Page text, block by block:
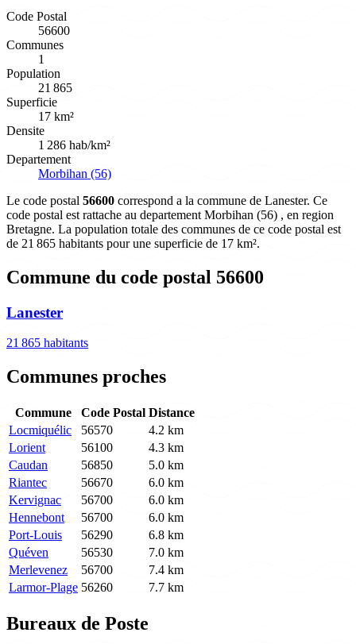
Code Postal
56600
Communes
1
Population
21 865
Superficie
17 km²
Densite
1 286 hab/km²
Departement
Morbihan (56)
Le code postal 56600 correspond a la commune de Lanester. Ce
code postal est rattache au departement Morbihan (56) , en region
Bretagne. La population totale des communes de ce code postal est
de 21 865 habitants pour une superficie de 17 km².
Commune du code postal 56600
Lanester
21 865 habitants
Communes proches
Commune Code Postal Distance
Locmiquélic
56570
4.2 km
Lorient
56100
4.3 km
Caudan
56850
5.0 km
Riantec
56670
6.0 km
Kervignac
56700
6.0 km
Hennebont
56700
6.0 km
Port-Louis
56290
6.8 km
Quéven
56530
7.0 km
Merlevenez
56700
7.4 km
Larmor-Plage 56260 7.7 km
Bureaux de Poste